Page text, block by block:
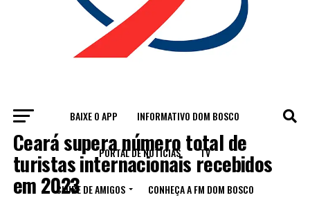
BAIXE O APP INFORMATIVO DOM BOSCO
PORTAL DE NOTÍCIAS TV
CLUBE DE AMIGOS CONHEÇA A FM DOM BOSCO
CEARÁ
Ceará supera número total de
turistas internacionais recebidos
em 2023